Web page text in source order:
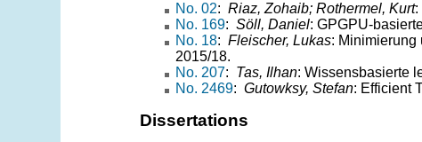
No. 02: Riaz, Zohaib; Rothermel, Kurt:
No. 169: Söll, Daniel: GPGPU-
No. 18: Fleischer, Lukas: Minimierung
2015/18.
No. 207: Tas, Ilhan: Wissensbasierte
No. 2469: Gutowksy, Stefan: Efficient
Dissertations